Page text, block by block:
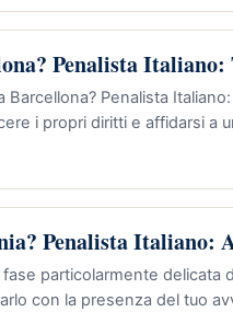
Penalista Italiano:
Barcellona? Penalista
i propri diritti e affidarsi a
Penalista Italiano:
particolarmente delicata
con la presenza del tuo